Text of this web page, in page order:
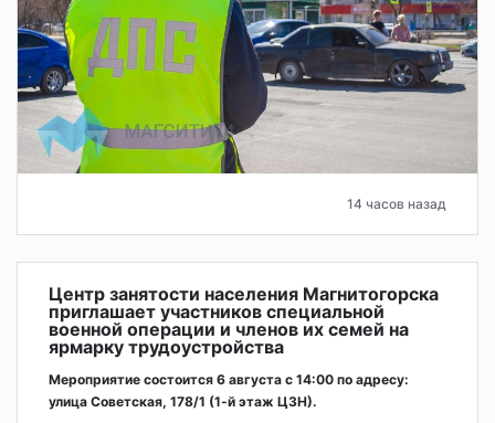
14 часов назад
Центр занятости населения Магнитогорска
приглашает участников специальной
военной операции и членов их семей на
ярмарку трудоустройства
Мероприятие состоится 6 августа с 14:00 по адресу:
улица Советская, 178/1 (1‑й этаж ЦЗН).